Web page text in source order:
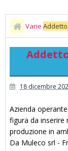
Varie
18 dicembre
Azienda
figura da inserire
produzione in
Da Muleco srl -